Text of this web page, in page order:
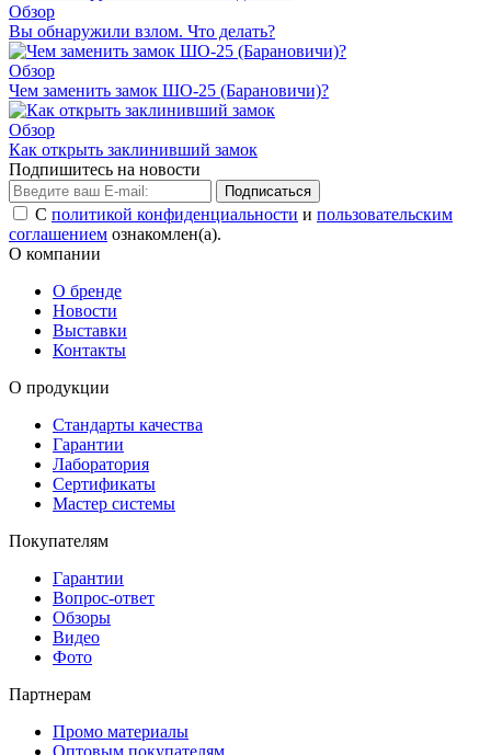
Обзор
Вы обнаружили взлом. Что делать?
Обзор
Чем заменить замок ШО-25 (Барановичи)?
Обзор
Как открыть заклинивший замок
Подпишитесь на новости
Подписаться
С политикой конфиденциальности и пользовательским
соглашением ознакомлен(а).
О компании
О бренде
Новости
Выставки
Контакты
О продукции
Стандарты качества
Гарантии
Лаборатория
Сертификаты
Мастер системы
Покупателям
Гарантии
Вопрос-ответ
Обзоры
Видео
Фото
Партнерам
Промо материалы
Оптовым покупателям